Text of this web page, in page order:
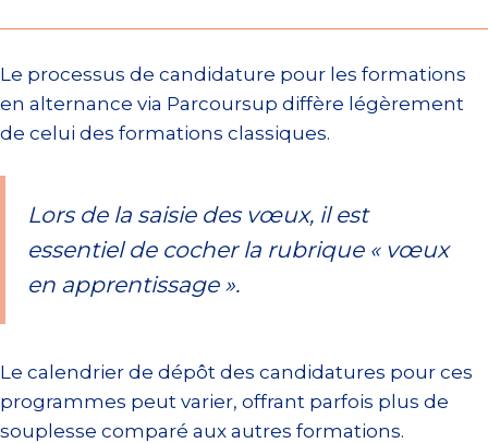
Le processus de candidature pour les formations
en alternance via Parcoursup diffère légèrement
de celui des formations classiques.
Lors de la saisie des vœux, il est
essentiel de cocher la rubrique « vœux
en apprentissage ».
Le calendrier de dépôt des candidatures pour ces
programmes peut varier, offrant parfois plus de
souplesse comparé aux autres formations.